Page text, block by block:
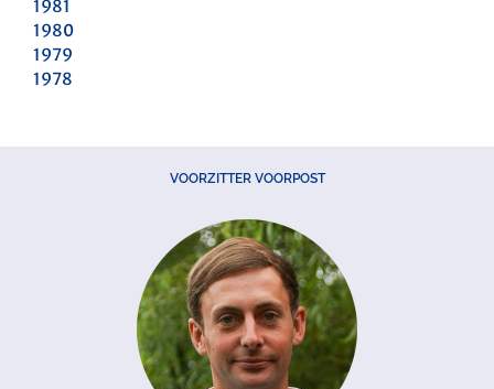
1981
1980
1979
1978
VOORZITTER VOORPOST